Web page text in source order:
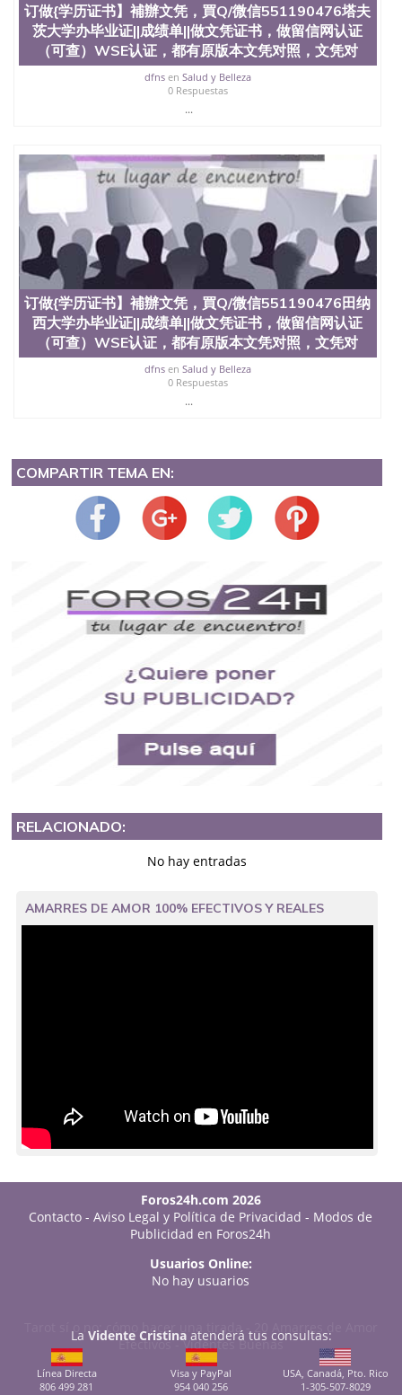
订做{学历证书】補辦文凭，買Q/微信551190476塔夫
茨大学办毕业证||成绩单||做文凭证书，做留信网认证
（可查）WSE认证，都有原版本文凭对照，文凭对
dfnsen Salud y Belleza
0 Respuestas
...
订做{学历证书】補辦文凭，買Q/微信551190476田纳
西大学办毕业证||成绩单||做文凭证书，做留信网认证
（可查）WSE认证，都有原版本文凭对照，文凭对
dfnsen Salud y Belleza
0 Respuestas
...
COMPARTIR TEMA EN:
RELACIONADO:
No hay entradas
AMARRES DE AMOR 100% EFECTIVOS Y REALES
Foros24h.com 2026
Contacto -Aviso Legal y Política de Privacidad - Modos de
Publicidad en Foros24h
Usuarios Online:
No hay usuarios
Tarot sí o no: cómo hacer una tirada-
20 Amarres de Amor
Efectivos-Videntes Buenas
La Vidente Cristinaatenderá tus consultas:
Línea Directa
806 499 281
Visa y PayPal
954 040 256
USA, Canadá, Pto. Rico
1-305-507-8029